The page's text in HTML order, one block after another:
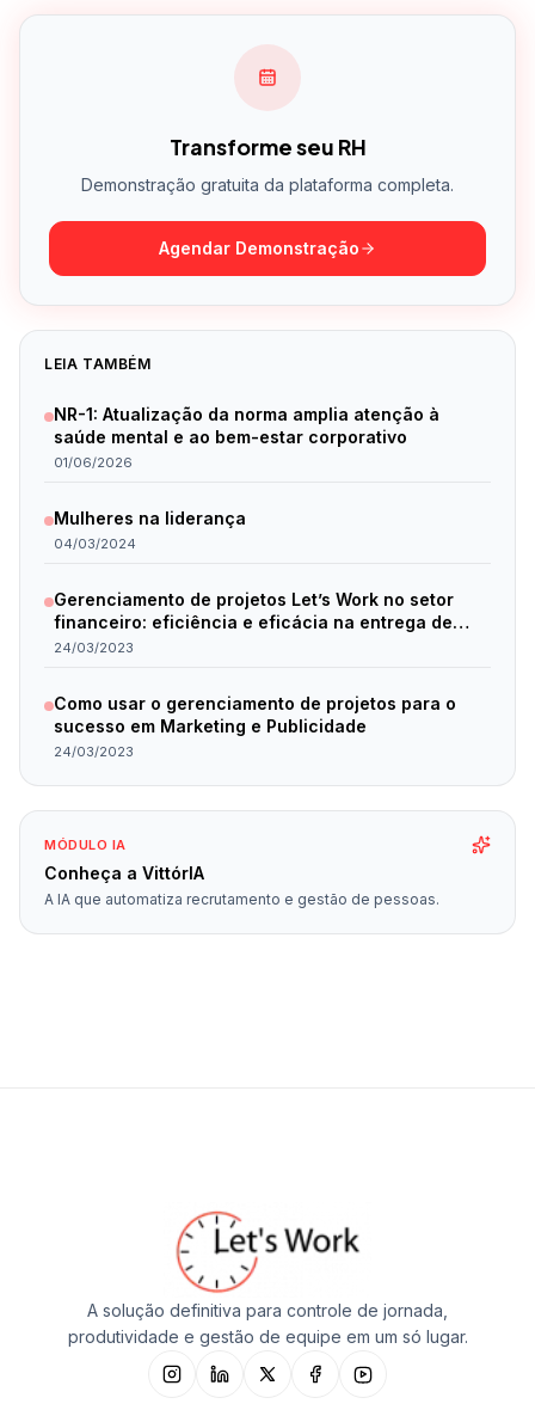
Transforme seu RH
Demonstração gratuita da plataforma completa.
Agendar Demonstração
LEIA TAMBÉM
NR-1: Atualização da norma amplia atenção à
saúde mental e ao bem-estar corporativo
01/06/2026
Mulheres na liderança
04/03/2024
Gerenciamento de projetos Let’s Work no setor
financeiro: eficiência e eficácia na entrega de
resultados.
24/03/2023
Como usar o gerenciamento de projetos para o
sucesso em Marketing e Publicidade
24/03/2023
MÓDULO IA
Conheça a VittórIA
A IA que automatiza recrutamento e gestão de pessoas.
A solução definitiva para controle de jornada,
produtividade e gestão de equipe em um só lugar.